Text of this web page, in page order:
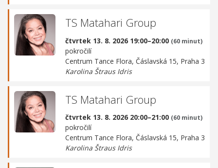
TS Matahari Group
čtvrtek 13. 8. 2026 19:00–20:00 (60 minut)
pokročilí
Centrum Tance Flora, Čáslavská 15, Praha 3
Karolina Štraus Idris
TS Matahari Group
čtvrtek 13. 8. 2026 20:00–21:00 (60 minut)
pokročilí
Centrum Tance Flora, Čáslavská 15, Praha 3
Karolina Štraus Idris